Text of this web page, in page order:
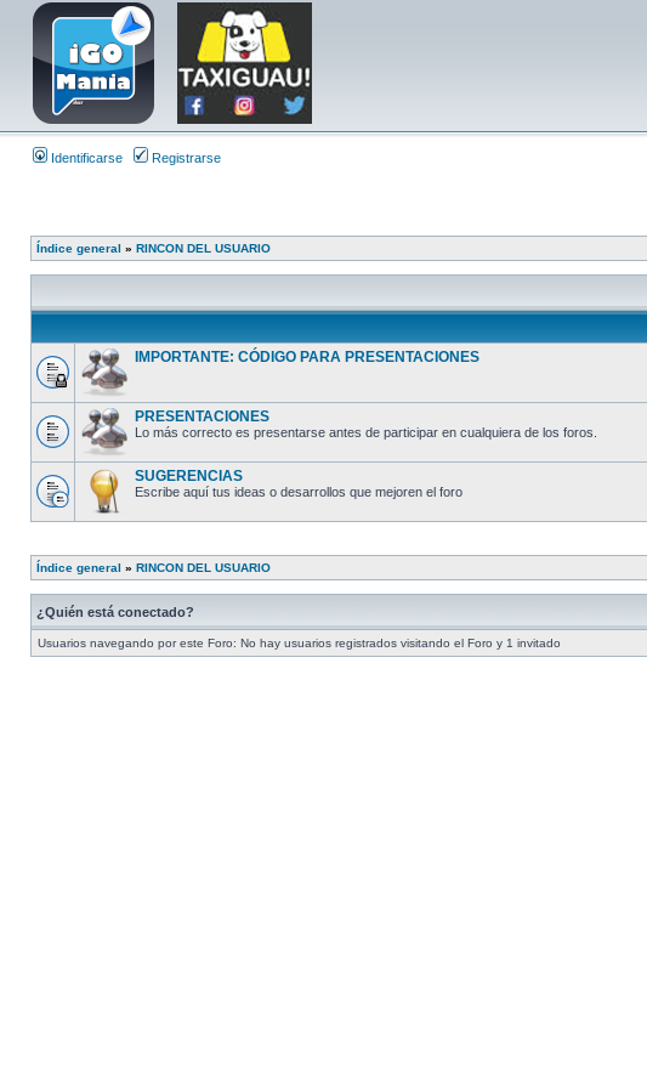
Identificarse Registrarse
Índice general » RINCON DEL USUARIO
IMPORTANTE: CÓDIGO PARA PRESENTACIONES
PRESENTACIONES
Lo más correcto es presentarse antes de participar en cualquiera de los foros.
SUGERENCIAS
Escribe aquí tus ideas o desarrollos que mejoren el foro
Índice general » RINCON DEL USUARIO
¿Quién está conectado?
Usuarios navegando por este Foro: No hay usuarios registrados visitando el Foro y 1 invitado